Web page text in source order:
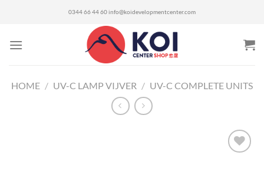
0344 66 44 60 info@koidevelopmentcenter.com
HOME / UV-C LAMP VIJVER / UV-C COMPLETE UNITS